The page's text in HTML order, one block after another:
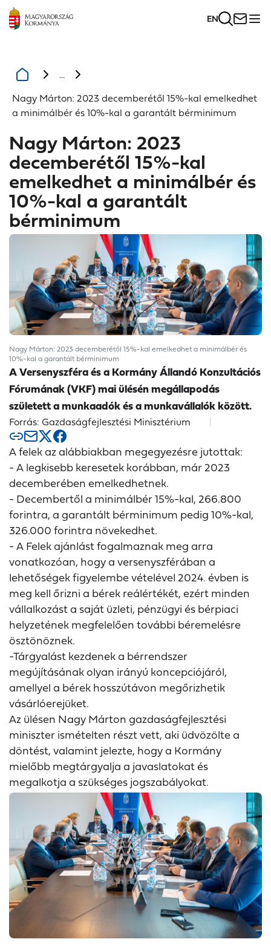
EN
...
Nagy Márton: 2023 decemberétől 15%-kal emelkedhet
a minimálbér és 10%-kal a garantált bérminimum
Nagy Márton: 2023
decemberétől 15%-kal
emelkedhet a minimálbér és
10%-kal a garantált
bérminimum
Nagy Márton: 2023 decemberétől 15%-kal emelkedhet a minimálbér és
10%-kal a garantált bérminimum
A Versenyszféra és a Kormány Állandó Konzultációs
Fórumának (VKF) mai ülésén megállapodás
született a munkaadók és a munkavállalók között.
Forrás: Gazdaságfejlesztési Minisztérium
A felek az alábbiakban megegyezésre jutottak:
- A legkisebb keresetek korábban, már 2023
decemberében emelkedhetnek.
- Decembertől a minimálbér 15%-kal, 266.800
forintra, a garantált bérminimum pedig 10%-kal,
326.000 forintra növekedhet.
- A Felek ajánlást fogalmaznak meg arra
vonatkozóan, hogy a versenyszférában a
lehetőségek figyelembe vételével 2024. évben is
meg kell őrizni a bérek reálértékét, ezért minden
vállalkozást a saját üzleti, pénzügyi és bérpiaci
helyzetének megfelelően további béremelésre
ösztönöznek.
-Tárgyalást kezdenek a bérrendszer
megújításának olyan irányú koncepciójáról,
amellyel a bérek hosszútávon megőrizhetik
vásárlóerejüket.
Az ülésen Nagy Márton gazdaságfejlesztési
miniszter ismételten részt vett, aki üdvözölte a
döntést, valamint jelezte, hogy a Kormány
mielőbb megtárgyalja a javaslatokat és
megalkotja a szükséges jogszabályokat.